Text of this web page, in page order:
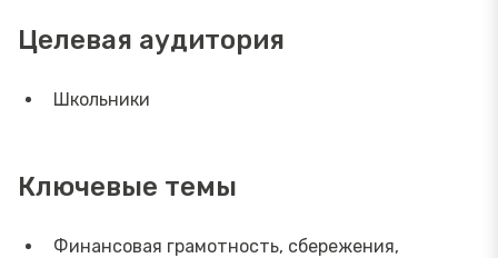
Целевая аудитория
Школьники
Ключевые темы
Финансовая грамотность, сбережения,